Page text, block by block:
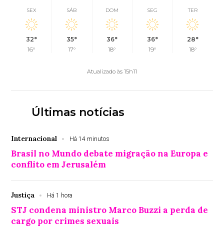
SEX
32°
16°
SÁB
35°
17°
DOM
36°
18°
SEG
36°
19°
TER
28°
18°
Atualizado às 15h11
Últimas notícias
Internacional Há 14 minutos
Brasil no Mundo debate migração na Europa e
conflito em Jerusalém
Justiça Há 1 hora
STJ condena ministro Marco Buzzi a perda de
cargo por crimes sexuais